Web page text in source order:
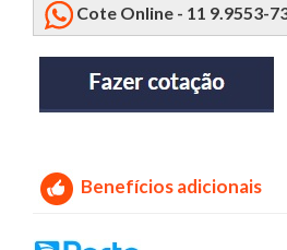
Cote Online - 11 9.9553-
Benefícios adicionais